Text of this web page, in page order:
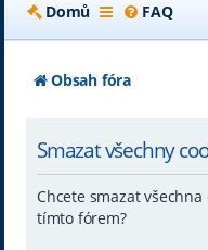
Domů FAQ
Obsah fóra
Smazat všechny
Chcete smazat
tímto fórem?